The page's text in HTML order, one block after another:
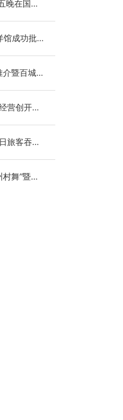
晚在国际
成功批量
介暨百城千
营创开门
旅客吞吐
舞”暨望